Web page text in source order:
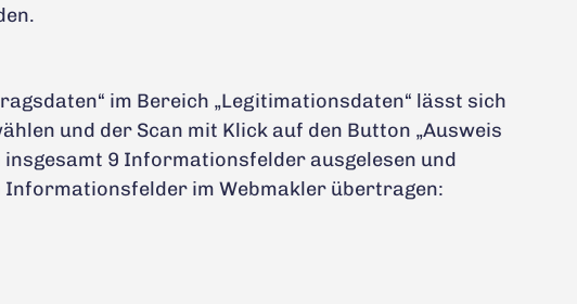
im Bereich „Legitimationsdaten“ lässt sich
und der Scan mit Klick auf den Button „Ausweis
9 Informationsfelder ausgelesen und
im Webmakler übertragen: